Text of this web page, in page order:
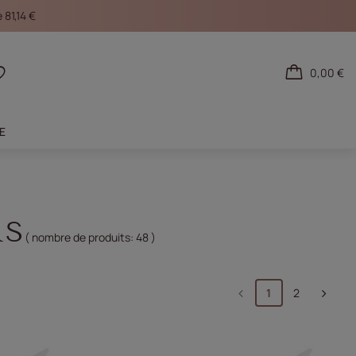
€
d'achat
0,00 €
( nombre de produits:48 )
1 2